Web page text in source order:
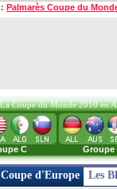
Palmarès Coupe du
La Coupe du Monde 2010 en
C Groupe
Coupe d'Europe Les